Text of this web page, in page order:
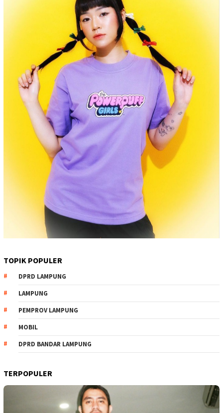
TOPIK POPULER
DPRD LAMPUNG
LAMPUNG
PEMPROV LAMPUNG
MOBIL
DPRD BANDAR LAMPUNG
TERPOPULER